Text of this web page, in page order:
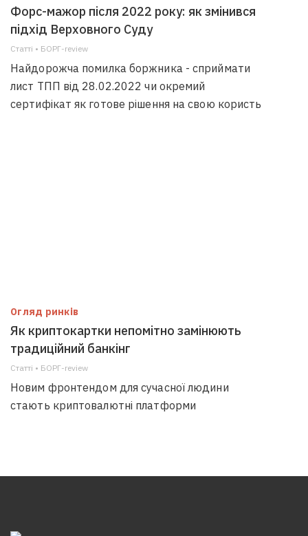
Форс-мажор після 2022 року: як змінився
підхід Верховного Суду
Статті • БОРГ-review
Найдорожча помилка боржника - сприймати
лист ТПП від 28.02.2022 чи окремий
сертифікат як готове рішення на свою користь
Огляд ринків
Як криптокартки непомітно замінюють
традиційний банкінг
Статті • БОРГ-review
Новим фронтендом для сучасної людини
стають криптовалютні платформи